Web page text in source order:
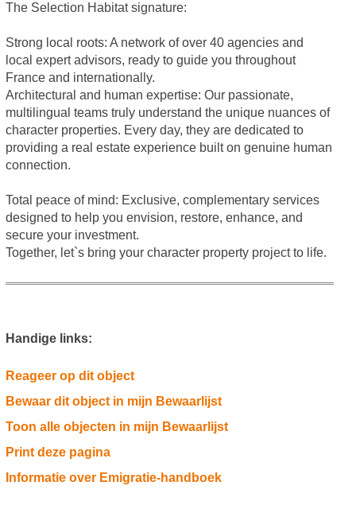
The Selection Habitat signature:
Strong local roots: A network of over 40 agencies and
local expert advisors, ready to guide you throughout
France and internationally.
Architectural and human expertise: Our passionate,
multilingual teams truly understand the unique nuances of
character properties. Every day, they are dedicated to
providing a real estate experience built on genuine human
connection.
Total peace of mind: Exclusive, complementary services
designed to help you envision, restore, enhance, and
secure your investment.
Together, let`s bring your character property project to life.
Handige links:
Reageer op dit object
Bewaar dit object in mijn Bewaarlijst
Toon alle objecten in mijn Bewaarlijst
Print deze pagina
Informatie over Emigratie-handboek